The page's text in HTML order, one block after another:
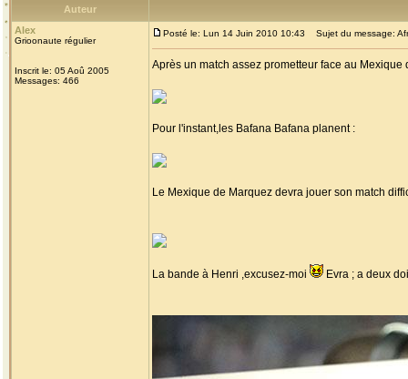
Auteur
Alex
Grioonaute régulier
Inscrit le: 05 Aoû 2005
Messages: 466
Posté le: Lun 14 Juin 2010 10:43 Sujet du message:
Après un match assez prometteur face au
Pour l'instant,les Bafana Bafana planent :
Le Mexique de Marquez devra jouer son match
La bande à Henri ,excusez-moi Evra ; a deux